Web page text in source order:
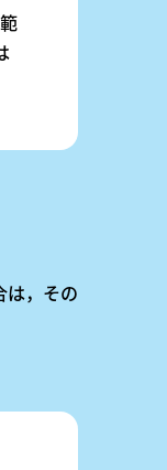
は，その